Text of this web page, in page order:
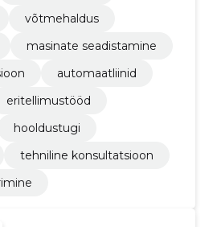
võtmehaldus
masinate seadistamine
automaatliinid
eritellimustööd
hooldustugi
tehniline konsultatsioon